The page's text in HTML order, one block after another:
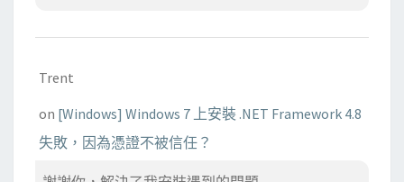
Trent
on [Windows] Windows 7 上安裝 .NET Framework 4.8
失敗，因為憑證不被信任？